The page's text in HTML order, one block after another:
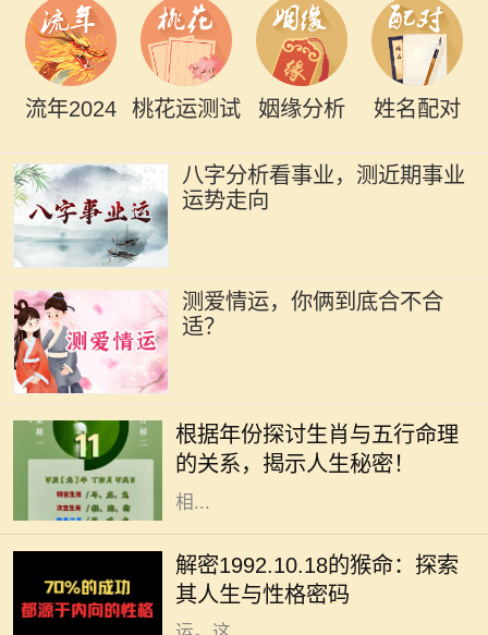
流年2024 桃花运测试 姻缘分析 姓名配对
八字分析看事业，测近期事业
运势走向
测爱情运，你俩到底合不合
适？
根据年份探讨生肖与五行命理
的关系，揭示人生秘密！
理学中两个重要的元素。每一个生肖
年都有其独特的五行属性，这不仅影
响着个人的性格特征，还与命运息息
相...
解密1992.10.18的猴命：探索
其人生与性格密码
在中华文化中，十二生肖不仅仅是一
种标志，更蕴含着丰富的哲学和人生
智慧。我们今天要探讨的是1992年
10月18日出生的猴命人的性格与命